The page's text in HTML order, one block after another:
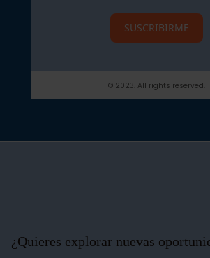
SUSCRIBIRME
© 2023. All rights reserved.
¿Quieres explorar nuevas